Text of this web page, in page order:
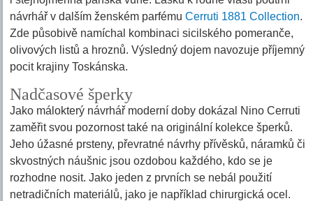
návrhář v dalším ženském parfémuCerruti 1881 Collection.
Zde působivě namíchal kombinaci sicilského pomeranče,
olivových listů a hroznů. Výsledný dojem navozuje příjemný
pocit krajiny Toskánska.
Nadčasové šperky
Jako málokterý návrhář moderní doby dokázal Nino Cerruti
zaměřit svou pozornost také na originální kolekce šperků.
Jeho úžasné prsteny, převratné návrhy přívěsků, náramků či
skvostných náušnic jsou ozdobou každého, kdo se je
rozhodne nosit. Jako jeden z prvních se nebál použití
netradičních materiálů, jako je například chirurgická ocel.